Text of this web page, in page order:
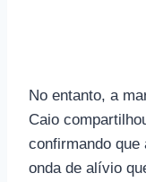
No entanto, a
Caio
confirmando
onda de alívio